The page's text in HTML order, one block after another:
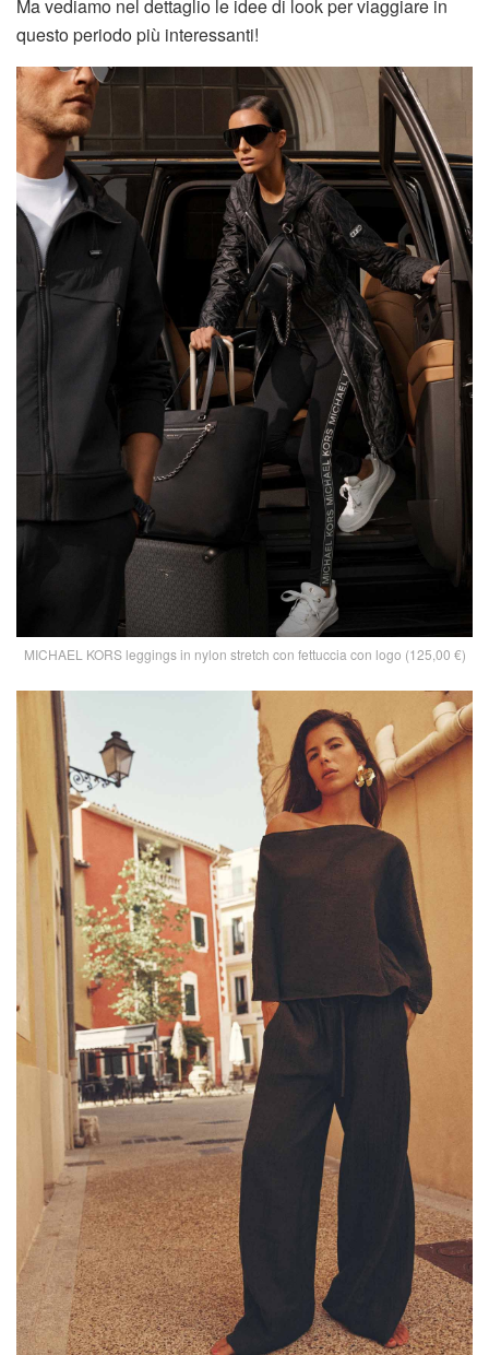
Ma vediamo nel dettaglio le idee di look per viaggiare in
questo periodo più interessanti!
MICHAEL KORS leggings in nylon stretch con fettuccia con logo (125,00 €)